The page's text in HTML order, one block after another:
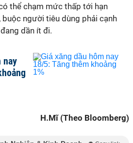
thể chạm mức thấp tới hạn
người tiêu dùng phải cạnh
dần ít đi.
nay
H.Mĩ (Theo Bloomberg)